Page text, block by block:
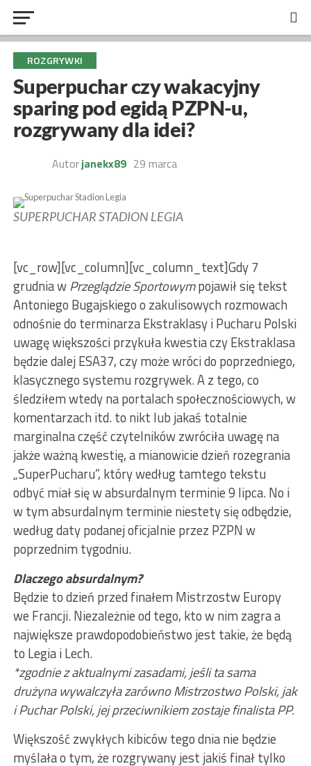
ROZGRYWKI
Superpuchar czy wakacyjny
sparing pod egidą PZPN-u,
rozgrywany dla idei?
Autorjanekx89 29 marca
SUPERPUCHAR STADION LEGIA
[vc_row][vc_column][vc_column_text]Gdy 7
grudnia wPrzeglądzie Sportowympojawił się tekst
Antoniego Bugajskiego o zakulisowych rozmowach
odnośnie do terminarza Ekstraklasy i Pucharu Polski
uwagę większości przykuła kwestia czy Ekstraklasa
będzie dalej ESA37, czy może wróci do poprzedniego,
klasycznego systemu rozgrywek. A z tego, co
śledziłem wtedy na portalach społecznościowych, w
komentarzach itd. to nikt lub jakaś totalnie
marginalna część czytelników zwróciła uwagę na
jakże ważną kwestię, a mianowicie dzień rozegrania
„SuperPucharu”, który według tamtego tekstu
odbyć miał się w absurdalnym terminie 9 lipca. No i
w tym absurdalnym terminie niestety się odbędzie,
według daty podanej oficjalnie przez PZPN w
poprzednim tygodniu.
Dlaczego absurdalnym?
Będzie to dzień przed finałem Mistrzostw Europy
we Francji. Niezależnie od tego, kto w nim zagra a
największe prawdopodobieństwo jest takie, że będą
to Legia i Lech.
*zgodnie z aktualnymi zasadami, jeśli ta sama
drużyna wywalczyła zarówno Mistrzostwo Polski, jak
i Puchar Polski, jej przeciwnikiem zostaje finalista PP.
Większość zwykłych kibiców tego dnia nie będzie
myślała o tym, że rozgrywany jest jakiś finał tylko